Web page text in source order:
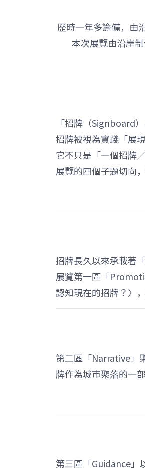
歷時一年多籌備，由
本次展覽由沿岸
「招牌（Signboard
招牌被視為實踐「展
它不只是「一個招牌
展覽的四個子題切向
招牌長久以來承載著
展覽第一區「
認知現在的招牌？〉
第二區「Narrative」
牌作為城市聚落的一
第三區「Guidance」